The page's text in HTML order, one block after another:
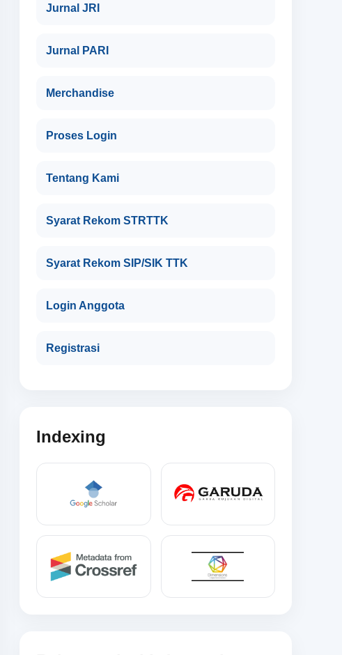
Jurnal JRI
Jurnal PARI
Merchandise
Proses Login
Tentang Kami
Syarat Rekom STRTTK
Syarat Rekom SIP/SIK TTK
Login Anggota
Registrasi
Indexing